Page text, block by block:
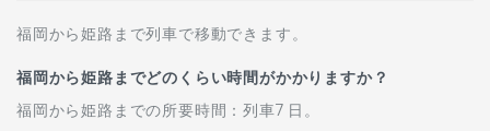
福岡から姫路まで列車で移動できます。
福岡から姫路までどのくらい時間がかかりますか？
福岡から姫路までの所要時間：列車7 日。